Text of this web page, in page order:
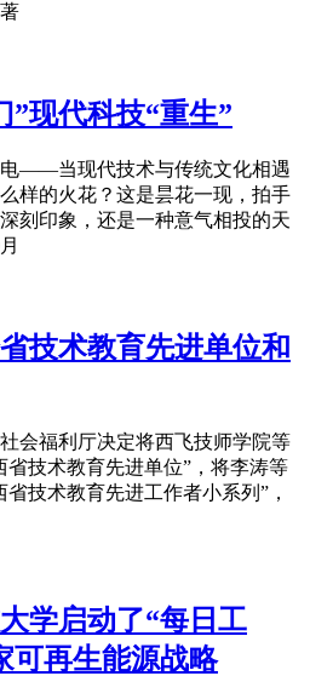
”现代科技“重生”
电——当现代技术与传统文化相遇
样的火花？这是昙花一现，拍手
刻印象，还是一种意气相投的天
技术教育先进单位和
会福利厅决定将西飞技师学院等
省技术教育先进单位”，将李涛等
省技术教育先进工作者小系列”，
学启动了“每日工
可再生能源战略